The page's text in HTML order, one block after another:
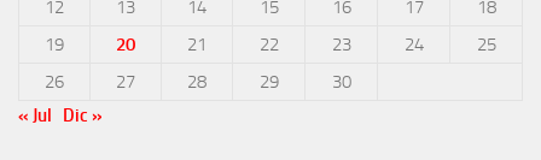
12
13 14 15 16 17
18
19
20 21 22 23 24
25
26
27 28 29
30
« Jul
Dic »